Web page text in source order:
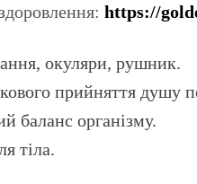
https://
окуляри, рушник.
прийняття душу
баланс організму.
тіла.